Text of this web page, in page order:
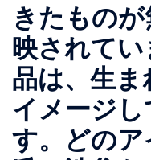
きたもの
映されて
品は、生
イメージ
す。どの